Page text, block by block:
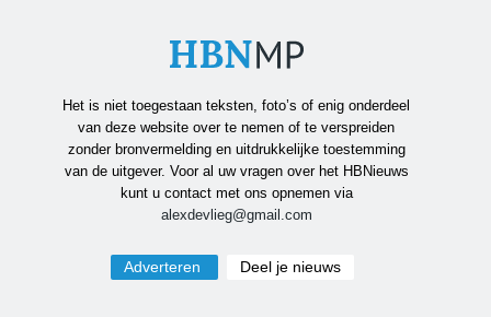
Het is niet toegestaan teksten, foto’s of enig onderdeel
van deze website over te nemen of te verspreiden
zonder bronvermelding en uitdrukkelijke toestemming
van de uitgever. Voor al uw vragen over het HBNieuws
kunt u contact met ons opnemen via
alexdevlieg@gmail.com
Adverteren Deel je nieuws